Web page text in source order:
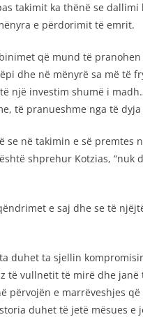
takimit ka thënë se
e përdorimit të emrit.
që mund të
dhe në mënyrë sa më të
një investim shumë i
të pranueshme nga të
se në takimin e së
shprehur Kotzias, “nuk
e saj dhe se të
duhet ta sjellin
të vullnetit të mirë dhe
e marrëveshjes
duhet të jetë mësues e